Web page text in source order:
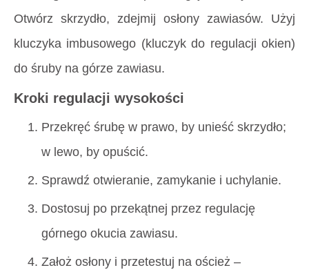
Otwórz skrzydło, zdejmij osłony zawiasów. Użyj
kluczyka imbusowego (kluczyk do regulacji okien)
do śruby na górze zawiasu.
Kroki regulacji wysokości
Przekręć śrubę w prawo, by unieść skrzydło;
w lewo, by opuścić.
Sprawdź otwieranie, zamykanie i uchylanie.
Dostosuj po przekątnej przez regulację
górnego okucia zawiasu.
Założ osłony i przetestuj na oścież –